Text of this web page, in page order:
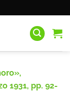
1931, pp. 92-